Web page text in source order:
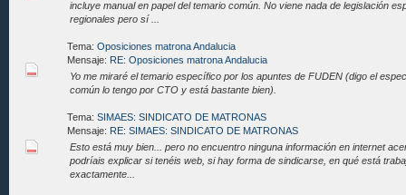
incluye manual en papel del temario común. No viene nada de legislación
regionales pero sí ...
Tema: Oposiciones matrona Andalucia
Mensaje: RE: Oposiciones matrona Andalucia
Yo me miraré el temario específico por los apuntes de FUDEN (digo el
común lo tengo por CTO y está bastante bien).
Tema: SIMAES: SINDICATO DE MATRONAS
Mensaje: RE: SIMAES: SINDICATO DE MATRONAS
Esto está muy bien... pero no encuentro ninguna información en internet
podríais explicar si tenéis web, si hay forma de sindicarse, en qué está
exactamente...